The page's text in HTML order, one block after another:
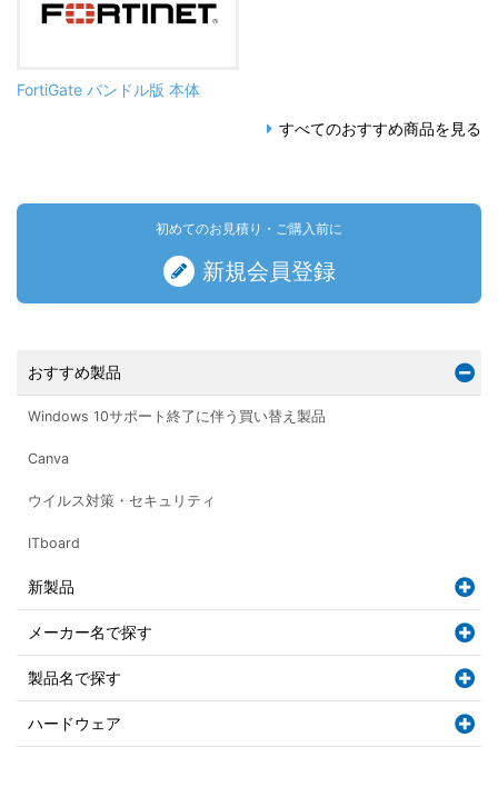
FortiGate バンドル版 本体
すべてのおすすめ商品を見る
初めてのお見積り・ご購入前に
新規会員登録
おすすめ製品
Windows 10サポート終了に伴う買い替え製品
Canva
ウイルス対策・セキュリティ
ITboard
新製品
メーカー名で探す
製品名で探す
ハードウェア